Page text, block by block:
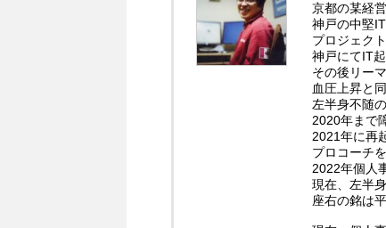
京都の某経
神戸の中堅
プロジェク
神戸にてIT
その後リー
血圧上昇と
左半身不随
2020年まで
2021年に再
プロコーチ
2022年個人
現在、左半
座右の銘は